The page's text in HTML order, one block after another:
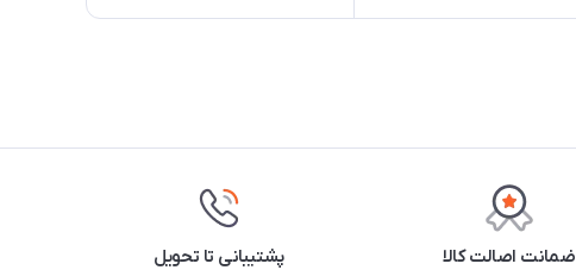
ضمانت اصالت کالا پشتیبانی تا تحویل